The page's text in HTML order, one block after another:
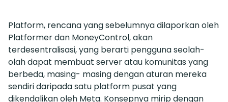
Platform, rencana yang sebelumnya dilaporkan oleh
Platformer dan MoneyControl, akan
terdesentralisasi, yang berarti pengguna seolah-
olah dapat membuat server atau komunitas yang
berbeda, masing- masing dengan aturan mereka
sendiri daripada satu platform pusat yang
dikendalikan oleh Meta. Konsepnya mirip dengan